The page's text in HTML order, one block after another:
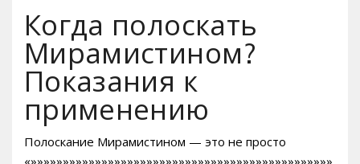
Когда полоскать
Мирамистином?
Показания к
применению
Полоскание Мирамистином — это не просто
«»»»»»»»»»»»»»»»»»»»»»»»»»»»»»»»»»»»»»»»»»»»»»»»